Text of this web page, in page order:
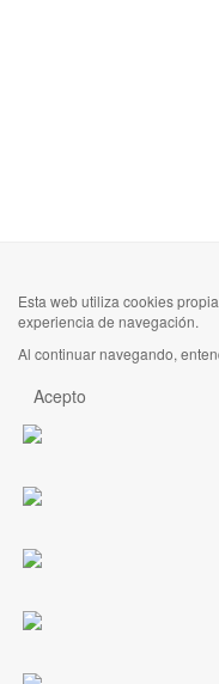
Esta web utiliza cookies
experiencia de navegación.
Al continuar navegando,
Acepto